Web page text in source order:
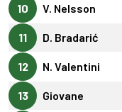
10 V. Nelsson
11 D. Bradarić
12 N. Valentini
13 Giovane